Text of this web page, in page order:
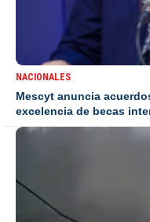
NACIONALES
Mescyt anuncia
excelencia de becas